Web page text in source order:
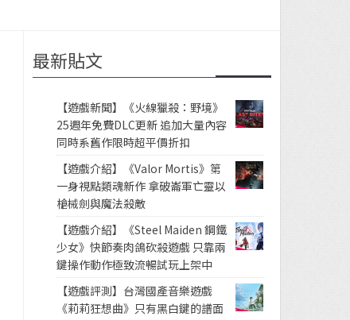
最新貼文
【遊戲新聞】《火線獵殺：野境》
25週年免費DLC更新 追加大量內容
同時系舊作限時超平價折扣
【遊戲介紹】《Valor Mortis》第
一身視點類魂新作 拿破崙軍亡靈以
槍械劍與魔法殺敵
【遊戲介紹】《Steel Maiden 鋼鐵
少女》快節奏肉鴿砍殺遊戲 只靠兩
鍵操作動作極致流暢試玩上架中
【遊戲評測】台灣國產音樂遊戲
《莉莉狂想曲》只有黑白鍵的譜面